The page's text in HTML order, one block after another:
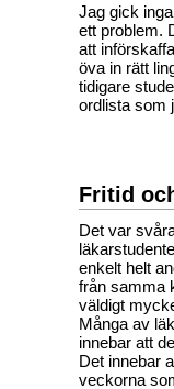
Jag gick
ett problem.
att
öva in rätt
tidigare
ordlista som
Fritid
Det var
enkelt helt
från samma
väldigt
Många av
innebar att
Det innebar
veckorna